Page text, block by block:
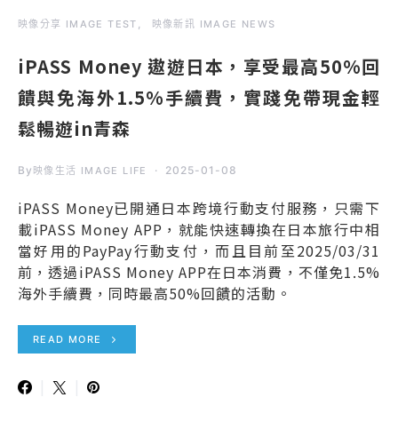
映像分享 IMAGE TEST 映像新訊 IMAGE NEWS
iPASS Money 遨遊日本，享受最高50%回
饋與免海外1.5%手續費，實踐免帶現金輕
鬆暢遊in青森
By 映像生活 IMAGE LIFE 2025-01-08
iPASS Money已開通日本跨境行動支付服務，只需下
載iPASS Money APP，就能快速轉換在日本旅行中相
當好用的PayPay行動支付，而且目前至2025/03/31
前，透過iPASS Money APP在日本消費，不僅免1.5%
海外手續費，同時最高50%回饋的活動。
READ MORE